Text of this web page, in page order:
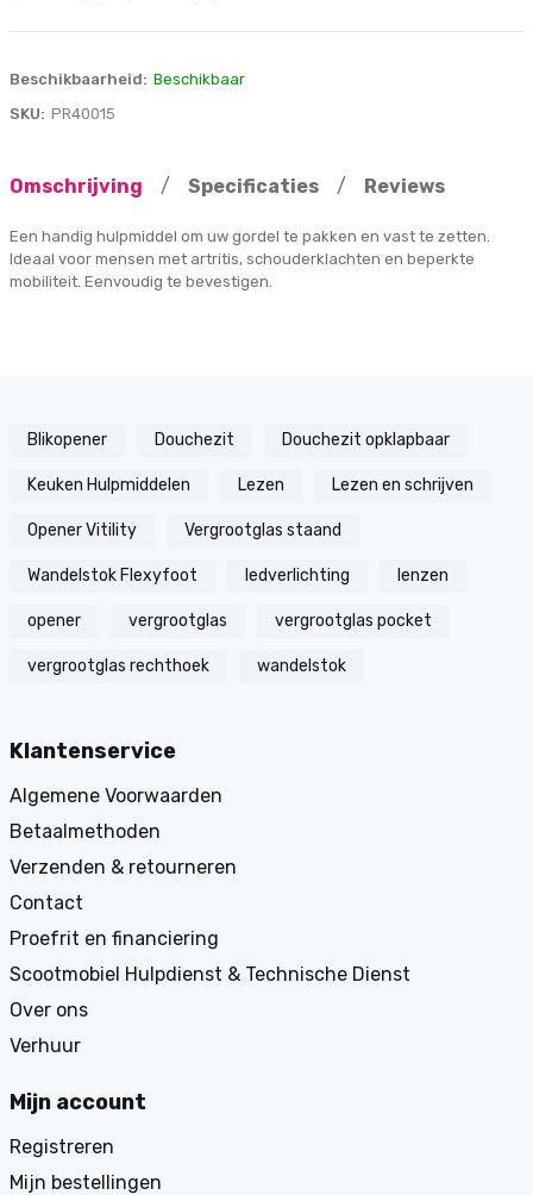
Beschikbaarheid: Beschikbaar
SKU: PR40015
Omschrijving / Specificaties / Reviews
Een handig hulpmiddel om uw gordel te pakken en vast te zetten.
Ideaal voor mensen met artritis, schouderklachten en beperkte
mobiliteit. Eenvoudig te bevestigen.
Blikopener Douchezit Douchezit opklapbaar
Keuken Hulpmiddelen Lezen Lezen en schrijven
Opener Vitility Vergrootglas staand
Wandelstok Flexyfoot ledverlichting lenzen
opener vergrootglas vergrootglas pocket
vergrootglas rechthoek wandelstok
Klantenservice
Algemene Voorwaarden
Betaalmethoden
Verzenden & retourneren
Contact
Proefrit en financiering
Scootmobiel Hulpdienst & Technische Dienst
Over ons
Verhuur
Mijn account
Registreren
Mijn bestellingen